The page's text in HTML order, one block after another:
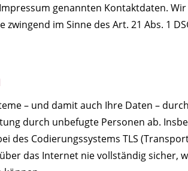
genannten Kontaktdaten.
im Sinne des Art. 21 Abs. 1
– und damit auch Ihre Daten –
durch unbefugte Personen ab.
des Codierungssystems TLS
das Internet nie vollständig sicher,